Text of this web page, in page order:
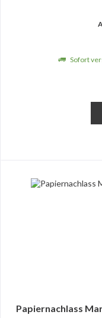
Sofort
Papiernachlass